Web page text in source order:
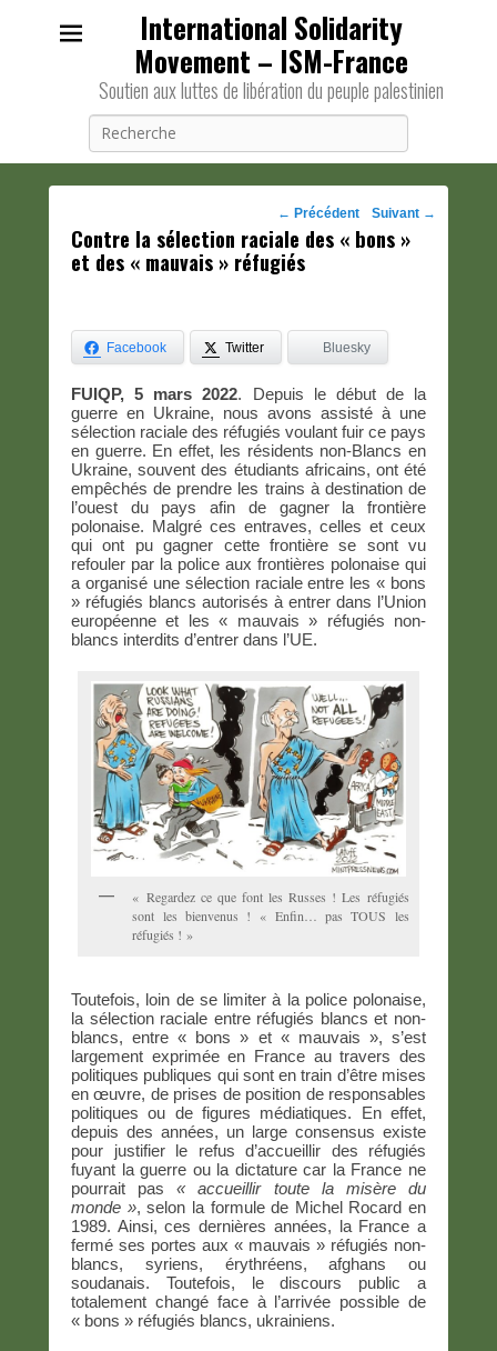
International Solidarity
Movement – ISM-France
Soutien aux luttes de libération du peuple palestinien
Navigation
des
posts
← Précédent Suivant →
Contre la sélection raciale des « bons »
et des « mauvais » réfugiés
Facebook Twitter Bluesky
FUIQP, 5 mars 2022. Depuis le début de la
guerre en Ukraine, nous avons assisté à une
sélection raciale des réfugiés voulant fuir ce pays
en guerre. En effet, les résidents non-Blancs en
Ukraine, souvent des étudiants africains, ont été
empêchés de prendre les trains à destination de
l’ouest du pays afin de gagner la frontière
polonaise. Malgré ces entraves, celles et ceux
qui ont pu gagner cette frontière se sont vu
refouler par la police aux frontières polonaise qui
a organisé une sélection raciale entre les « bons
» réfugiés blancs autorisés à entrer dans l’Union
européenne et les « mauvais » réfugiés non-
blancs interdits d’entrer dans l’UE.
« Regardez ce que font les Russes ! Les réfugiés
sont les bienvenus ! « Enfin… pas TOUS les
réfugiés ! »
Toutefois, loin de se limiter à la police polonaise,
la sélection raciale entre réfugiés blancs et non-
blancs, entre « bons » et « mauvais », s’est
largement exprimée en France au travers des
politiques publiques qui sont en train d’être mises
en œuvre, de prises de position de responsables
politiques ou de figures médiatiques. En effet,
depuis des années, un large consensus existe
pour justifier le refus d’accueillir des réfugiés
fuyant la guerre ou la dictature car la France ne
pourrait pas« accueillir toute la misère du
monde », selon la formule de Michel Rocard en
1989. Ainsi, ces dernières années, la France a
fermé ses portes aux « mauvais » réfugiés non-
blancs, syriens, érythréens, afghans ou
soudanais. Toutefois, le discours public a
totalement changé face à l’arrivée possible de
« bons » réfugiés blancs, ukrainiens.